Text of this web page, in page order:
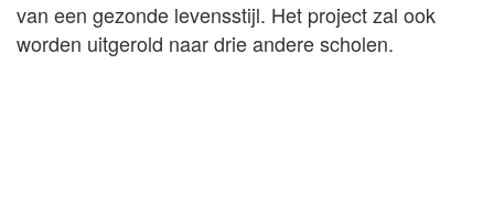
van een gezonde levensstijl. Het project zal ook
worden uitgerold naar drie andere scholen.